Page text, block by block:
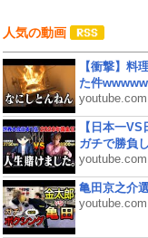
人気の動画
【衝撃】料
た件
youtube.com
【日本一
ガチで勝負
youtube.com
亀田京之介
youtube.com